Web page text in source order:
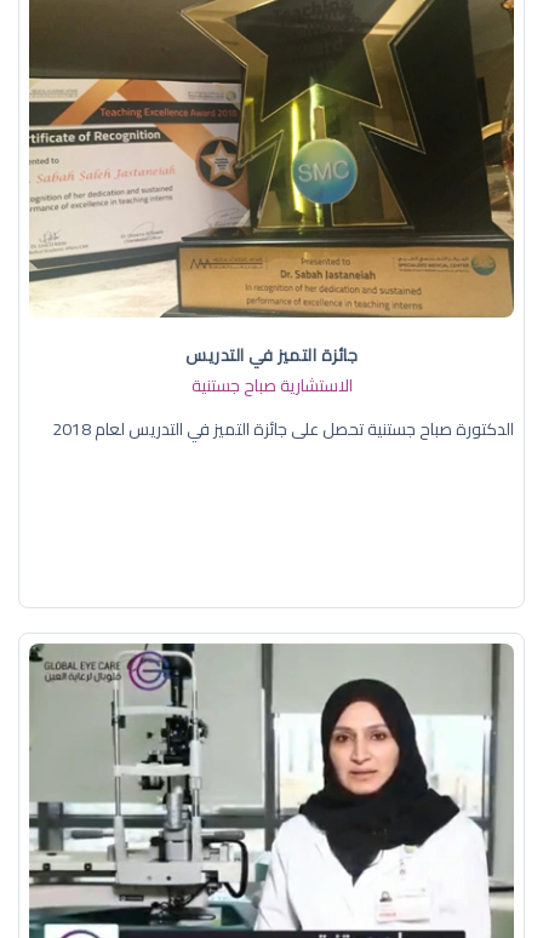
جائزة التميز في التدريس
الاستشارية صباح جستنية
الدكتورة صباح جستنية تحصل على جائزة التميز في التدريس لعام 2018